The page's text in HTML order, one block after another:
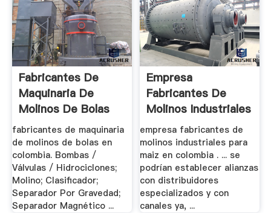
Fabricantes De
Maquinaria De
Molinos De Bolas
En .
fabricantes de maquinaria
de molinos de bolas en
colombia. Bombas /
Válvulas / Hidrociclones;
Molino; Clasificador;
Separador Por Gravedad;
Separador Magnético ...
Empresa
Fabricantes De
Molinos Industriales
Para .
empresa fabricantes de
molinos industriales para
maiz en colombia . ... se
podrían establecer alianzas
con distribuidores
especializados y con
canales ya, ...